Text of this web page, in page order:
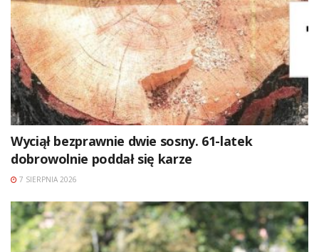
Wyciął bezprawnie dwie sosny. 61-latek
dobrowolnie poddał się karze
7 SIERPNIA 2026